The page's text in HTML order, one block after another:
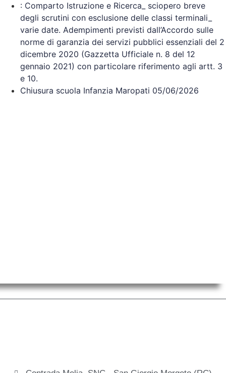
: Comparto Istruzione e Ricerca_ sciopero breve
degli scrutini con esclusione delle classi terminali_
varie date. Adempimenti previsti dall’Accordo sulle
norme di garanzia dei servizi pubblici essenziali del 2
dicembre 2020 (Gazzetta Ufficiale n. 8 del 12
gennaio 2021) con particolare riferimento agli artt. 3
e 10.
Chiusura scuola Infanzia Maropati 05/06/2026